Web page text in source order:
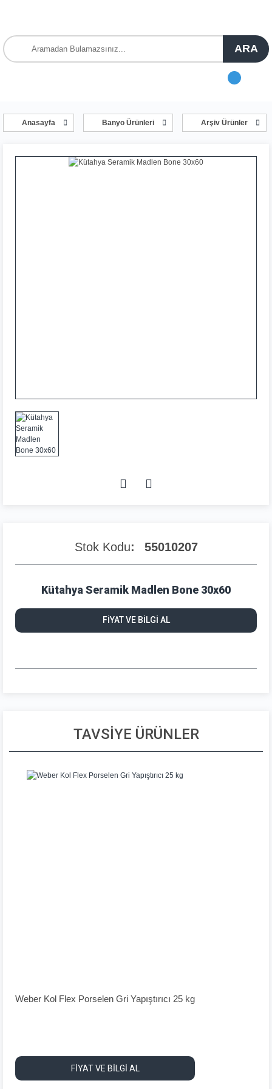
ARA
Anasayfa Banyo Ürünleri Arşiv Ürünler
Stok Kodu 55010207
Kütahya Seramik Madlen Bone 30x60
FİYAT VE BİLGİ AL
TAVSİYE ÜRÜNLER
Weber Kol Flex Porselen Gri Yapıştırıcı 25 kg
FİYAT VE BİLGİ AL